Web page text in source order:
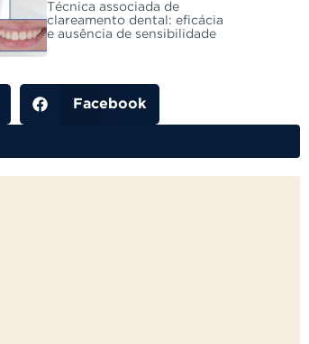
Técnica associada de
clareamento dental: eficácia
e ausência de sensibilidade
Facebook